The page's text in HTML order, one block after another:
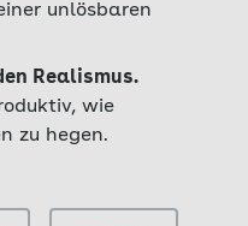
unlösbaren
Realismus.
wie
zu hegen.